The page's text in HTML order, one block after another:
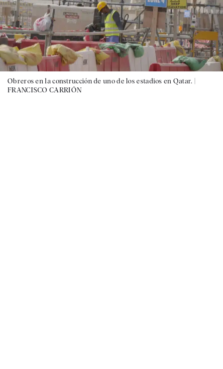
Obreros en la construcción de uno de los estadios en Qatar. |
FRANCISCO CARRIÓN